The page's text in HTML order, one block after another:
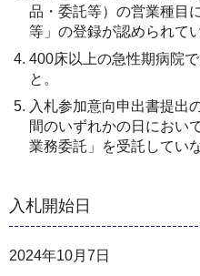
品・委託等）の営業種目
等」の登録が認められて
400床以上の急性期病院
と。
入札参加意向申出書提出
間のいずれかの日におい
業務委託」を受託してい
入札開始日
2024年10月7日